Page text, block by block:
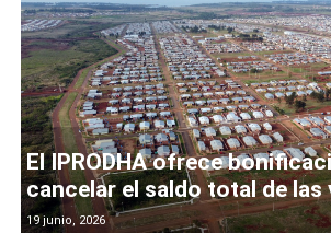
El IPRODHA ofrece
cancelar el saldo total de las
19 junio, 2026